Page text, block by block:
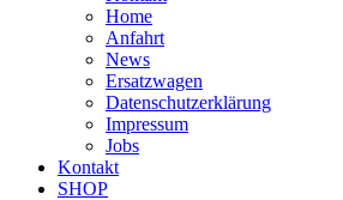
Home
Anfahrt
News
Ersatzwagen
Datenschutzerklärung
Impressum
Jobs
Kontakt
SHOP